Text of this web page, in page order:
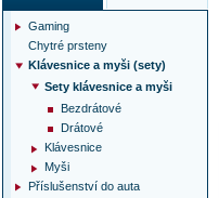
Gaming
Chytré prsteny
Klávesnice a myši (sety)
Sety klávesnice a myši
Bezdrátové
Drátové
Klávesnice
Myši
Příslušenství do auta